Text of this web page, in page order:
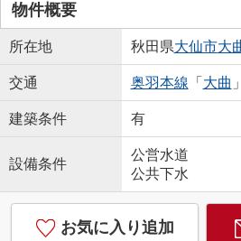
物件概要
所在地 秋田県大仙市大
交通 奥羽本線 「 大曲
建築条件 有
設備条件
公営水道
公共下水
お気に入り追加